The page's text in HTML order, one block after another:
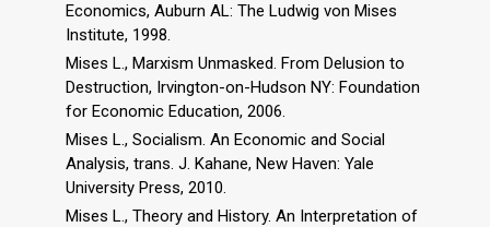
Economics, Auburn AL: The Ludwig von Mises
Institute, 1998.
Mises L., Marxism Unmasked. From Delusion to
Destruction, Irvington-on-Hudson NY: Foundation
for Economic Education, 2006.
Mises L., Socialism. An Economic and Social
Analysis, trans. J. Kahane, New Haven: Yale
University Press, 2010.
Mises L., Theory and History. An Interpretation of